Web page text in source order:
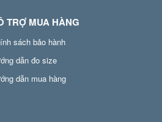
TRỢ MUA HÀNG
sách bảo hành
dẫn đo size
dẫn mua hàng